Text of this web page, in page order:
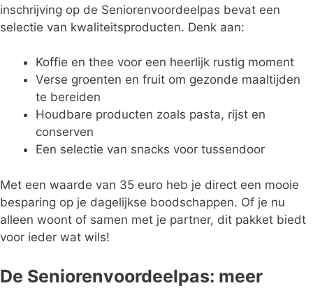
inschrijving op de Seniorenvoordeelpas bevat een
selectie van kwaliteitsproducten. Denk aan:
Koffie en thee voor een heerlijk rustig moment
Verse groenten en fruit om gezonde maaltijden
te bereiden
Houdbare producten zoals pasta, rijst en
conserven
Een selectie van snacks voor tussendoor
Met een waarde van 35 euro heb je direct een mooie
besparing op je dagelijkse boodschappen. Of je nu
alleen woont of samen met je partner, dit pakket biedt
voor ieder wat wils!
De Seniorenvoordeelpas: meer